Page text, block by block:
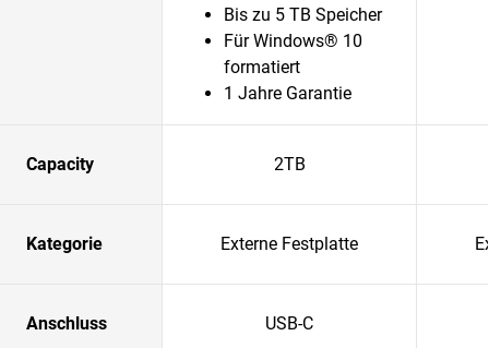
Bis zu 5 TB Speicher
Für Windows® 10
formatiert
1 Jahre Garantie
Capacity 2TB
Kategorie Externe Festplatte
Anschluss USB-C